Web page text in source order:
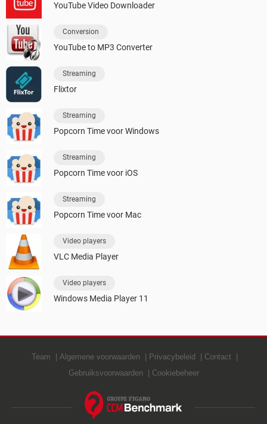
YouTube Video Downloader
Conversion
YouTube to MP3 Converter
Streaming
Flixtor
Streaming
Popcorn Time voor Windows
Streaming
Popcorn Time voor iOS
Streaming
Popcorn Time voor Mac
Video players
VLC Media Player
Video players
Windows Media Player 11
Team Algemene voorwaarden Privacybeleid
Contact
Gebruiksvoorwaarden
Cookiebeheer